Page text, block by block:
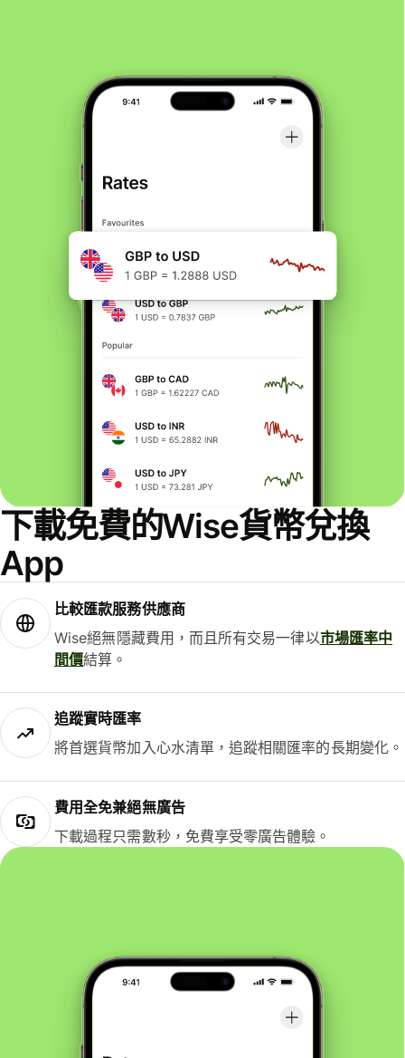
下載免費的Wise貨幣兌換
App
比較匯款服務供應商
Wise絕無隱藏費用，而且所有交易一律以市場匯率中
間價結算。
追蹤實時匯率
將首選貨幣加入心水清單，追蹤相關匯率的長期變化。
費用全免兼絕無廣告
下載過程只需數秒，免費享受零廣告體驗。